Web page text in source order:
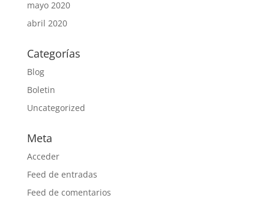
mayo 2020
abril 2020
Categorías
Blog
Boletin
Uncategorized
Meta
Acceder
Feed de entradas
Feed de comentarios